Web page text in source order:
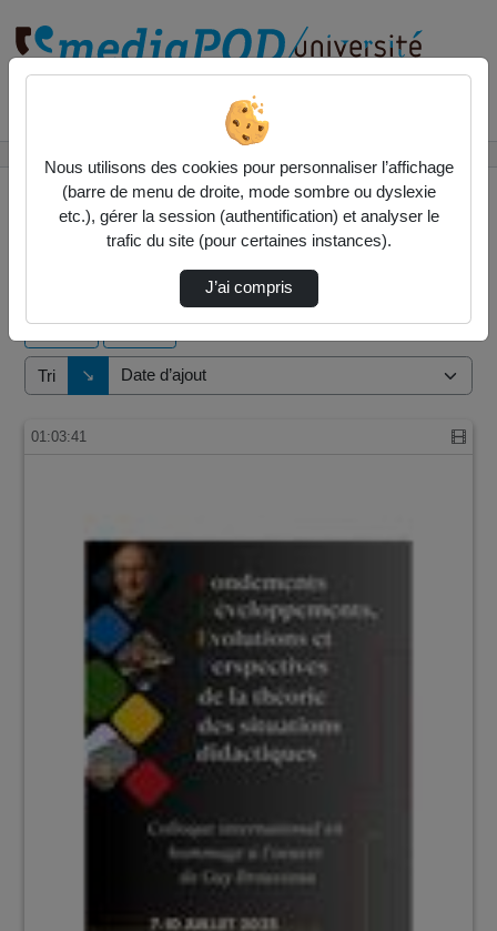
106 vidéos trouvées
Tri ↘
Direction de tri
01:03:41
Nous utilisons des cookies pour personnaliser l’affichage
(barre de menu de droite, mode sombre ou dyslexie
etc.), gérer la session (authentification) et analyser le
trafic du site (pour certaines instances).
J’ai compris